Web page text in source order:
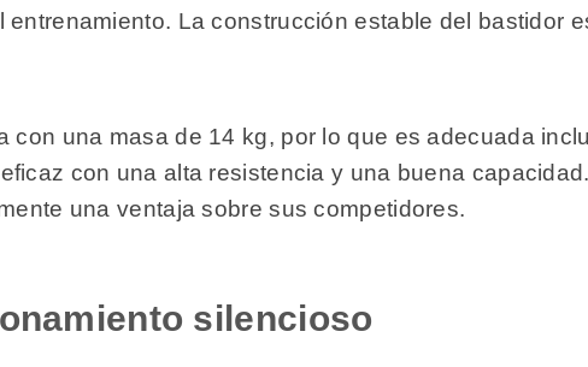
entrenamiento. La construcción estable del bastidor
con una masa de 14 kg, por lo que es adecuada
con una alta resistencia y una buena
una ventaja sobre sus competidores.
silencioso